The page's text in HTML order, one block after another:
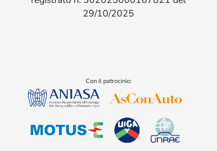
29/10/2025
Con il patrocinio: